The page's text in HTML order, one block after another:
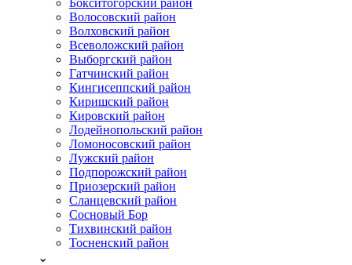
Бокситогорский район
Волосовский район
Волховский район
Всеволожский район
Выборгский район
Гатчинский район
Кингисеппский район
Киришский район
Кировский район
Лодейнопольский район
Ломоносовский район
Лужский район
Подпорожский район
Приозерский район
Сланцевский район
Сосновый Бор
Тихвинский район
Тосненский район
⌄